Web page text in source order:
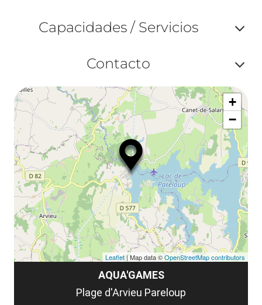
ou
Capacidades / Servicios
ou
Contacto
ou
AQUA'GAMES
Plage d'Arvieu Pareloup
+
−
Leaflet | Map data ©OpenStreetMap contributors